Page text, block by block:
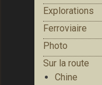
Explorations
Ferroviaire
Photo
Sur la route
Chine